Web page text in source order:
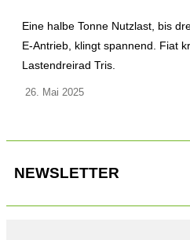
Eine halbe Tonne Nutzlast, bis
E-Antrieb, klingt spannend. Fiat
Lastendreirad Tris.
26. Mai 2025
NEWSLETTER